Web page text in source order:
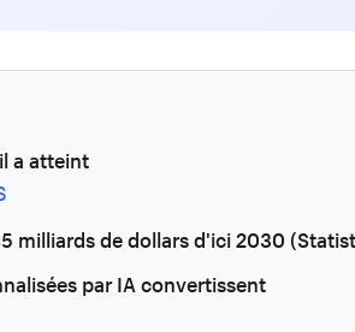
a atteint
milliards de dollars d'ici 2030
par IA convertissent